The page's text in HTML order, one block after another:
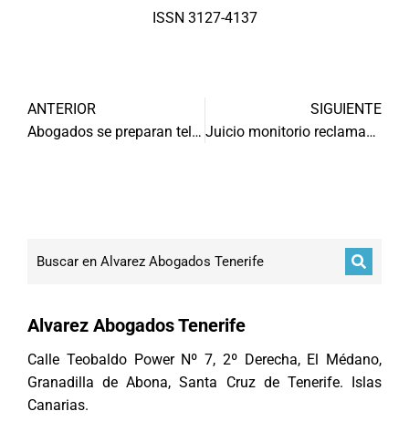
ISSN 3127-4137
ANTERIOR
Abogados se preparan telemáticamente con Administración Justicia
SIGUIENTE
Juicio monitorio reclamando créditos
Alvarez Abogados Tenerife
Calle Teobaldo Power Nº 7, 2º Derecha, El Médano,
Granadilla de Abona, Santa Cruz de Tenerife. Islas
Canarias.